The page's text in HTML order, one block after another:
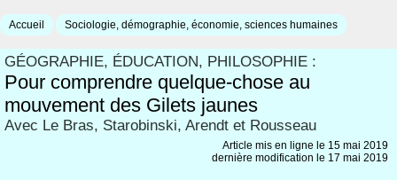
Accueil Sociologie, démographie, économie, sciences humaines
GÉOGRAPHIE, ÉDUCATION, PHILOSOPHIE :
Pour comprendre quelque-chose au
mouvement des Gilets jaunes
Avec Le Bras, Starobinski, Arendt et Rousseau
Article mis en ligne le 15 mai 2019
dernière modification le 17 mai 2019